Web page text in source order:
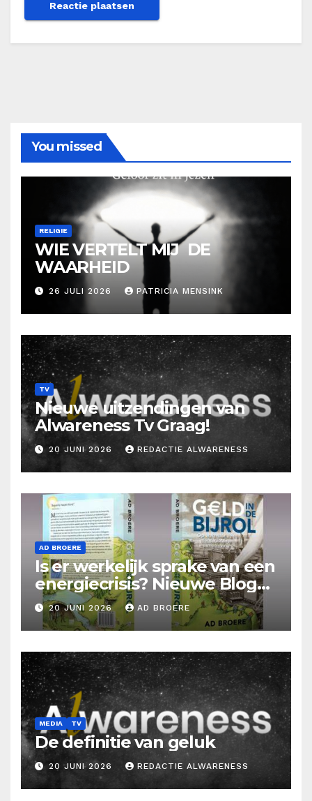
You missed
RELIGIE
WIE VERTELT MIJ DE
WAARHEID
26 JULI 2026 PATRICIA MENSINK
TV
Nieuwe uitzendingen van
Alwareness Tv Graag!
20 JUNI 2026 REDACTIE ALWARENESS
AD BROERE
Is er werkelijk sprake van een
energiecrisis? Nieuwe Blog
Ad Broere
20 JUNI 2026 AD BROERE
MEDIA TV
De definitie van geluk
20 JUNI 2026 REDACTIE ALWARENESS